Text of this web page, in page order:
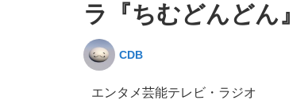
ラ『ちむどんどん
CDB
エンタメ芸能テレビ・ラジオ